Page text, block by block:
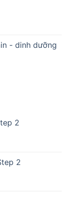
- dinh dưỡng
2
2